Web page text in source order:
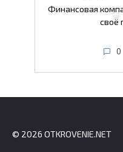
Финансовая
своё
0
© 2026 OTKROVENIE.NET